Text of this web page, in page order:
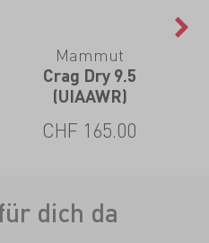
Mammut
Crag Dry 9.5
(UIAAWR)
CHF 165.00
dich da